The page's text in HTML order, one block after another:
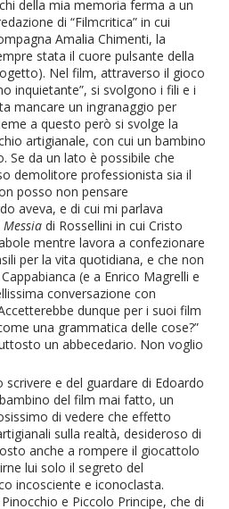
della mia memoria ferma a un
di “Filmcritica” in cui
Amalia Chimenti, la
stata il cuore pulsante della
Nel film, attraverso il gioco
inquietante”, si svolgono i fili e i
mancare un ingranaggio per
a questo però si svolge la
artigianale, con cui un bambino
Se da un lato è possibile che
demolitore professionista sia il
posso non pensare
aveva, e di cui mi parlava
di Rossellini in cui Cristo
mentre lavora a confezionare
per la vita quotidiana, e che non
(e a Enrico Magrelli e
conversazione con
dunque per i suoi film
una grammatica delle cose?”
un abbecedario. Non voglio
scrivere e del guardare di Edoardo
del film mai fatto, un
di vedere che effetto
sulla realtà, desideroso di
anche a rompere il giocattolo
lui solo il segreto del
incosciente e iconoclasta.
e Piccolo Principe, che di